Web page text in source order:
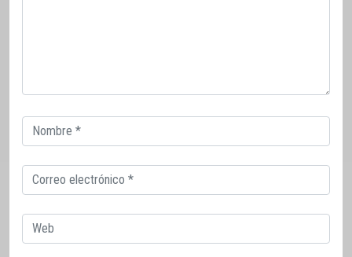
Correo
electrónico
Correo
electrónico
Web